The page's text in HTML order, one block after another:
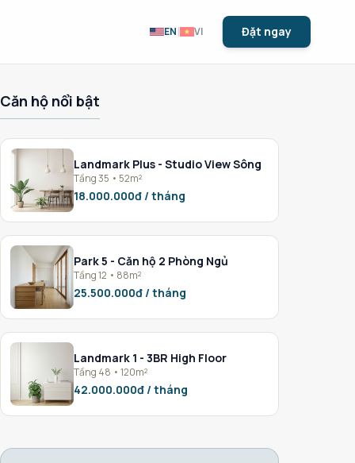
EN| VI Đặt ngay
Căn hộ nổi bật
Landmark Plus - Studio View Sông
Tầng 35 • 52m²
18.000.000đ / tháng
Park 5 - Căn hộ 2 Phòng Ngủ
Tầng 12 • 88m²
25.500.000đ / tháng
Landmark 1 - 3BR High Floor
Tầng 48 • 120m²
42.000.000đ / tháng